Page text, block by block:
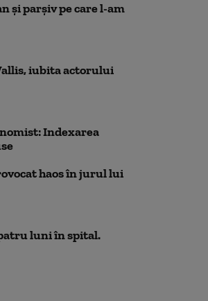
și parșiv pe care l-am
iubita actorului
Indexarea
haos în jurul lui
luni în spital.